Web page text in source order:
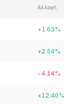
Αλλαγή
+1.63%
+2.54%
-4.14%
+12.40%